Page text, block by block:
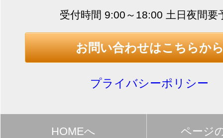
受付時間 9:00～18:00 土日夜間要
お問い合わせはこちらか
プライバシーポリシー
HOMEへ ページ